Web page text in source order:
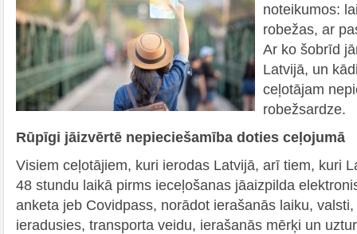
noteikumos:
robežas, ar
Ar ko šobrīd
Latvijā, un
ceļotājam
robežsardze.
Rūpīgi jāizvērtē nepieciešamība doties ceļojumā
Visiem ceļotājiem, kuri ierodas Latvijā, arī tiem, kuri
48 stundu laikā pirms ieceļošanas jāaizpilda
anketa jeb Covidpass, norādot ierašanās laiku,
ieradusies, transporta veidu, ierašanās mērķi un